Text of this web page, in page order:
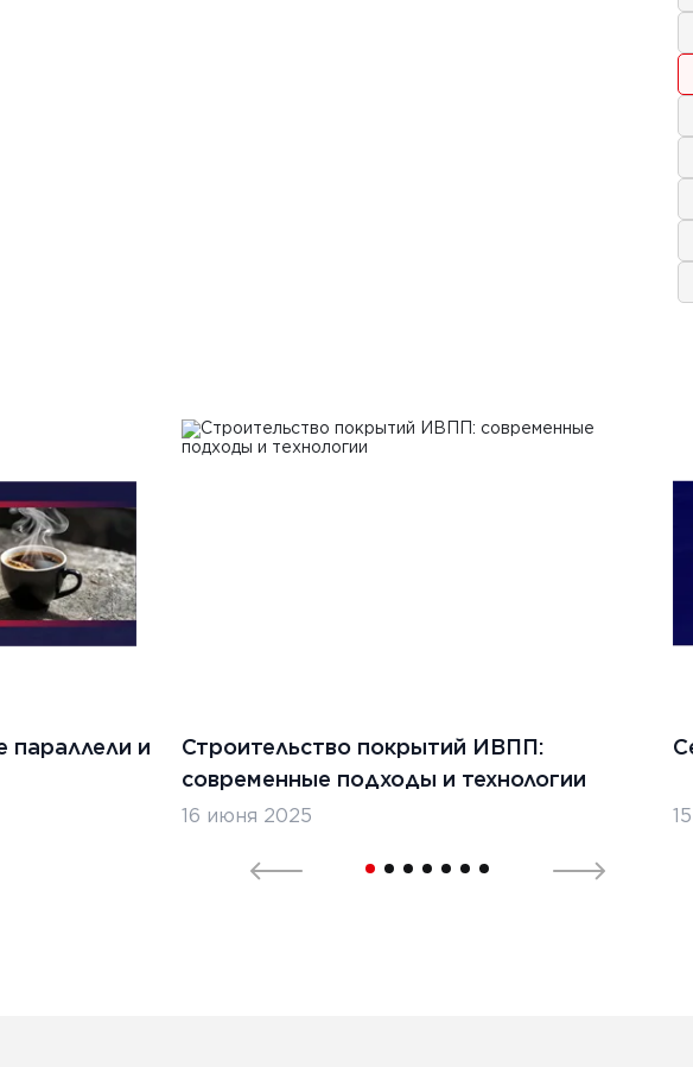
параллели и
Строительство покрытий ИВПП:
современные подходы и технологии
16 июня 2025